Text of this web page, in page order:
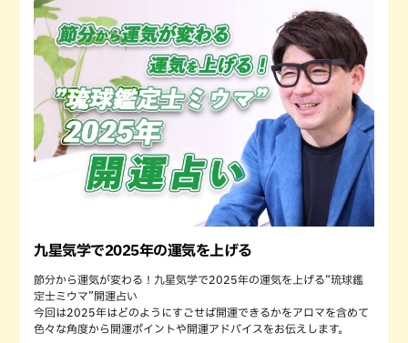
九星気学で2025年の運気を上げる
節分から運気が変わる！九星気学で2025年の運気を上げる“琉球鑑
定士ミウマ”開運占い
今回は2025年はどのようにすごせば開運できるかをアロマを含めて
色々な角度から開運ポイントや開運アドバイスをお伝えします。